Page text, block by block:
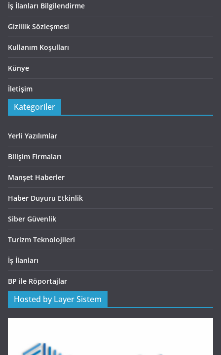
İş İlanları Bilgilendirme
Gizlilik Sözleşmesi
Kullanım Koşulları
Künye
İletişim
Kategoriler
Yerli Yazılımlar
Bilişim Firmaları
Manşet Haberler
Haber Duyuru Etkinlik
Siber Güvenlik
Turizm Teknolojileri
İş İlanları
BP ile Röportajlar
Hosted by Layer Sistem